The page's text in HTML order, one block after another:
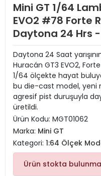
Mini GT 1/64
EVO2 #78 Forte
Daytona 24 Hrs -
Daytona 24 Saat
Huracán GT3 EVO2, Forte
1/64 ölçekte hayat
bu die-cast model, yeni
agresif pist duruşuyla
üretildi.
Ürün Kodu: MGT01062
Marka: Mini GT
Kategori: 1:64 Ölçek
Ürün stokta